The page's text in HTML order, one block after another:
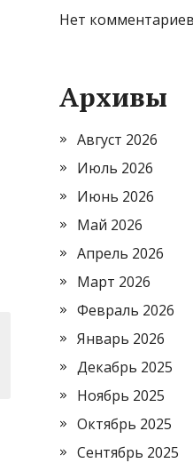
Нет
Архивы
Август 2026
Июль 2026
Июнь 2026
Май 2026
Апрель 2026
Март 2026
Февраль 2026
Январь 2026
Декабрь 2025
Ноябрь 2025
Октябрь 2025
Сентябрь 2025